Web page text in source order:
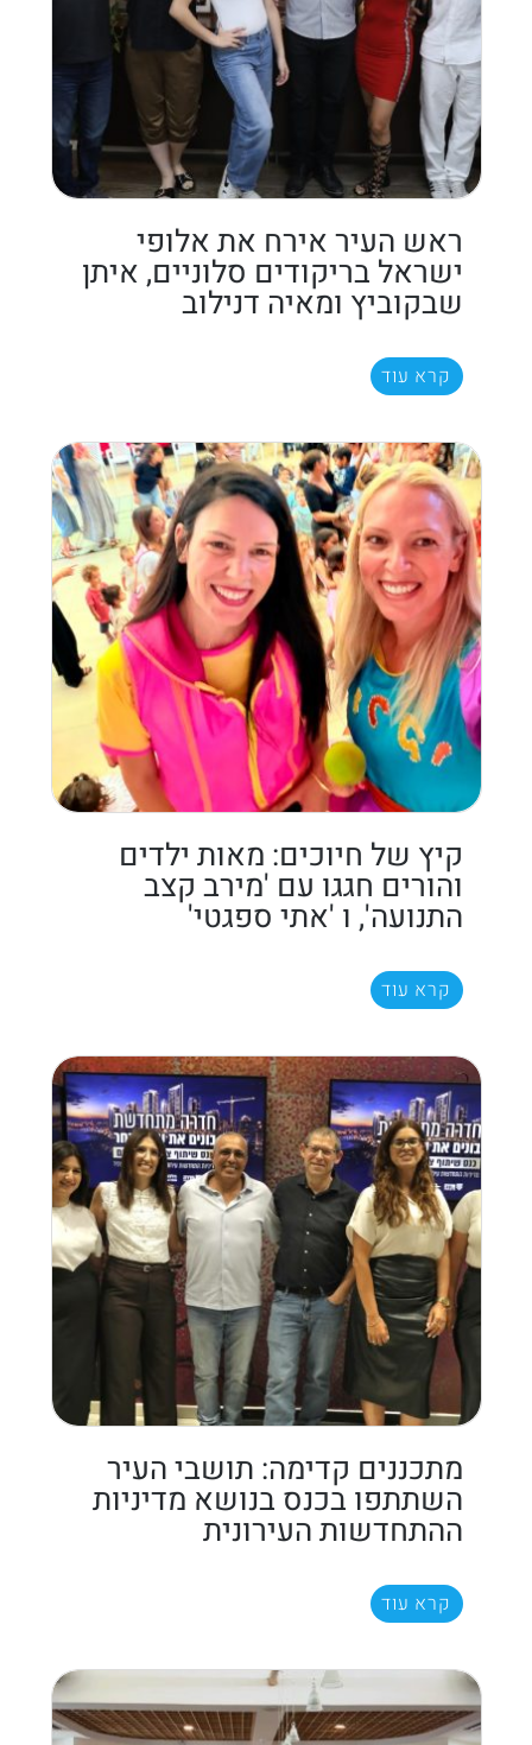
ראש העיר אירח את אלופי
ישראל בריקודים סלוניים, איתן
שבקוביץ ומאיה דנילוב
קרא עוד
קיץ של חיוכים: מאות ילדים
והורים חגגו עם 'מירב קצב
התנועה', ו 'אתי ספגטי'
קרא עוד
מתכננים קדימה: תושבי העיר
השתתפו בכנס בנושא מדיניות
ההתחדשות העירונית
קרא עוד